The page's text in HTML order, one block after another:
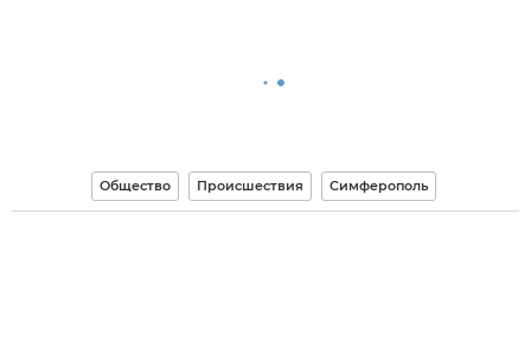
Общество Происшествия Симферополь